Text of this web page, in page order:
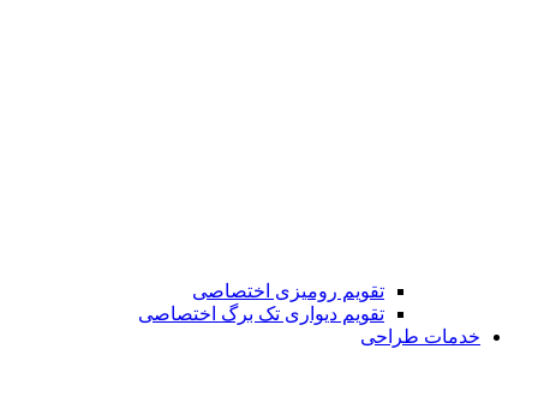
تقویم رومیزی اختصاصی
تقویم دیواری تک برگ اختصاصی
خدمات طراحی